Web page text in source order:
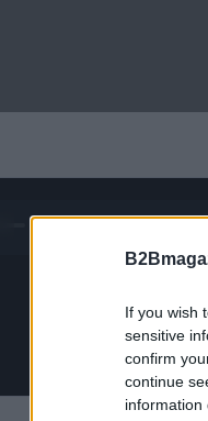
If you wish
sensitive
confirm
continue
information